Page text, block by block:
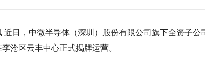
近日，中微半导体（深圳）股份有限公司旗下全资子
沧区云丰中心正式揭牌运营。